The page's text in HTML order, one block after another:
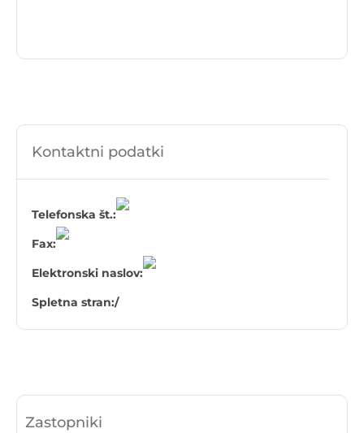
Kontaktni podatki
Telefonska št.:
Fax:
Elektronski naslov:
Spletna stran:/
Zastopniki